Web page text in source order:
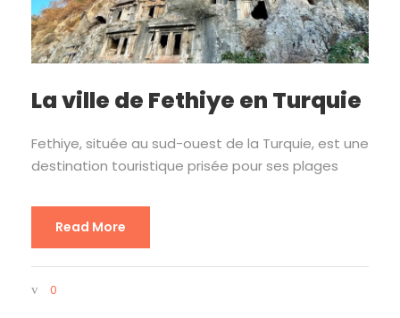
La ville de Fethiye en Turquie
Fethiye, située au sud-ouest de la Turquie, est une
destination touristique prisée pour ses plages
Read More
0